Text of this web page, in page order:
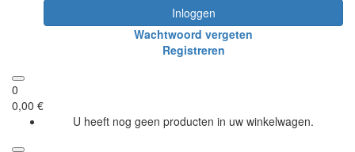
Inloggen
Wachtwoord vergeten
Registreren
0
0,00 €
U heeft nog geen producten in uw winkelwagen.